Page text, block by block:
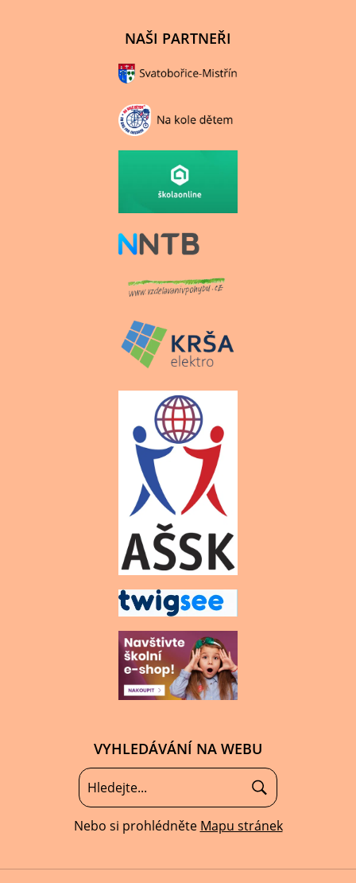
NAŠI PARTNEŘI
VYHLEDÁVÁNÍ NA WEBU
Nebo si prohlédněte Mapu stránek